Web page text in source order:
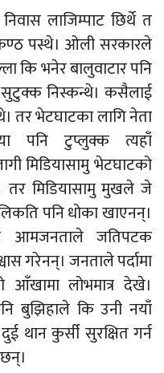
लाजिम्पाट छिर्थे त
पस्थे। ओली सरकारले
कि भनेर बालुवाटार पनि
सुटुक्क निस्कन्थे। कसैलाई
तर भेटघाटका लागि नेता
पनि टुप्लुक्क त्यहाँ
मिडियासामु भेटघाटको
तर मिडियासामु मुखले जे
पनि धोका खाएनन्।
आमजनताले जतिपटक
गरेनन्। जनताले पर्दामा
लोभमात्र देखे।
बुझिहाले कि उनी नयाँ
थान कुर्सी सुरक्षित गर्न